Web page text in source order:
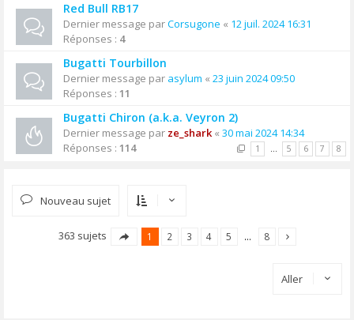
Red Bull RB17
Dernier message parCorsugone « 12 juil. 2024 16:31
Réponses : 4
Bugatti Tourbillon
Dernier message par asylum « 23 juin 2024 09:50
Réponses : 11
Bugatti Chiron (a.k.a. Veyron 2)
Dernier message par ze_shark« 30 mai 2024 14:34
Réponses : 114 1 … 5 6 7 8
Nouveau sujet
363 sujets 1 2 3 4 5 … 8
Aller